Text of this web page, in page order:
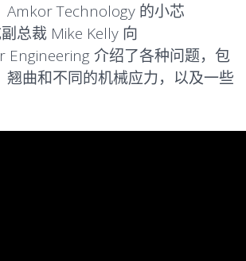
Amkor Technology 的小芯
总裁 Mike Kelly 向
Engineering 介绍了各种问题，包
翘曲和不同的机械应力，以及一些